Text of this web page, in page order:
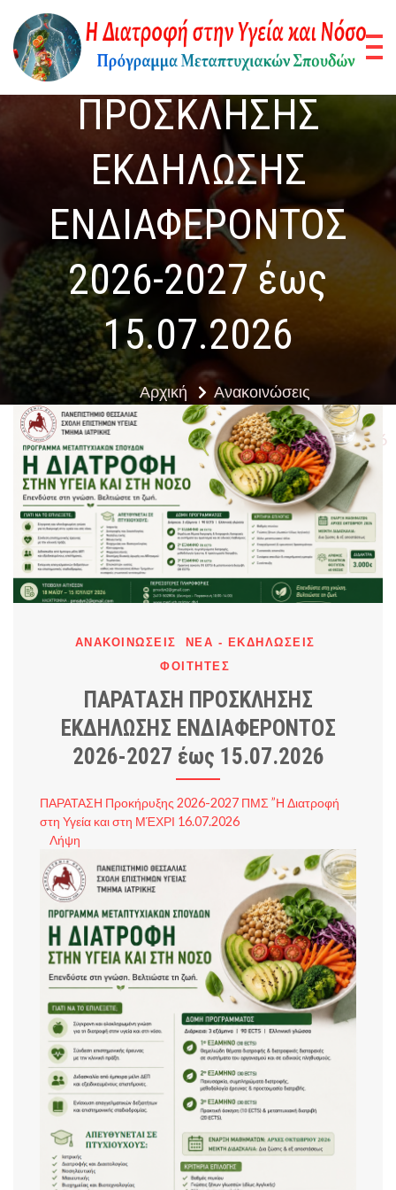
Μετάβαση
στο
περιεχόμενο
Η
ΠΑΡΑΤΑΣΗ
ΠΡΟΣΚΛΗΣΗΣ
ΕΚΔΗΛΩΣΗΣ
ΕΝΔΙΑΦΕΡΟΝΤΟΣ
2026-2027 έως
15.07.2026
Αρχική
Ανακοινώσεις
ΠΑΡΑΤΑΣΗ ΠΡΟΣΚΛΗΣΗΣ ΕΚΔΗΛΩΣΗΣ
ΕΝΔΙΑΦΕΡΟΝΤΟΣ 2026-2027 έως 15.07.2026
ΑΝΑΚΟΙΝΏΣΕΙΣ
ΝΈΑ - ΕΚΔΗΛΏΣΕΙΣ
ΦΟΙΤΗΤΈΣ
ΠΑΡΑΤΑΣΗ ΠΡΟΣΚΛΗΣΗΣ
ΕΚΔΗΛΩΣΗΣ ΕΝΔΙΑΦΕΡΟΝΤΟΣ
2026-2027 έως 15.07.2026
ΠΑΡΑΤΑΣΗ Προκήρυξης 2026-2027 ΠΜΣ ”Η Διατροφή
στη Υγεία και στη ΜΈΧΡΙ 16.07.2026
Λήψη